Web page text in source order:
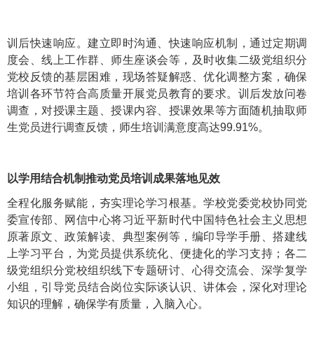
训后快速响应。建立即时沟通、快速响应机制，通过定期调
度会、线上工作群、师生座谈会等，及时收集二级党组织分
党校反馈的基层困难，现场答疑解惑、优化调整方案，确保
培训各环节符合高质量开展党员教育的要求。训后发放问卷
调查，对授课主题、授课内容、授课效果等方面随机抽取师
生党员进行调查反馈，师生培训满意度高达99.91%。
以学用结合机制推动党员培训成果落地见效
全程化服务赋能，夯实理论学习根基。学校党委党校协同党
委宣传部、网信中心将习近平新时代中国特色社会主义思想
原著原文、政策解读、典型案例等，编印导学手册、搭建线
上学习平台，为党员提供系统化、便捷化的学习支持；各二
级党组织分党校组织线下专题研讨、心得交流会、深学复学
小组，引导党员结合岗位实际谈认识、讲体会，深化对理论
知识的理解，确保学有质量，入脑入心。